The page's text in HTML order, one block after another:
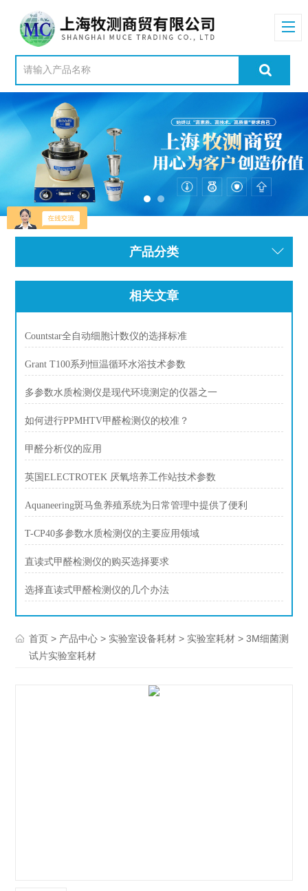
产品分类
相关文章
Countstar全自动细胞计数仪的选择标准
Grant T100系列恒温循环水浴技术参数
多参数水质检测仪是现代环境测定的仪器之一
如何进行PPMHTV甲醛检测仪的校准？
甲醛分析仪的应用
英国ELECTROTEK 厌氧培养工作站技术参数
Aquaneering斑马鱼养殖系统为日常管理中提供了便利
T-CP40多参数水质检测仪的主要应用领域
直读式甲醛检测仪的购买选择要求
选择直读式甲醛检测仪的几个办法
首页 > 产品中心 > 实验室设备耗材 > 实验室耗材 > 3M细菌测
试片实验室耗材